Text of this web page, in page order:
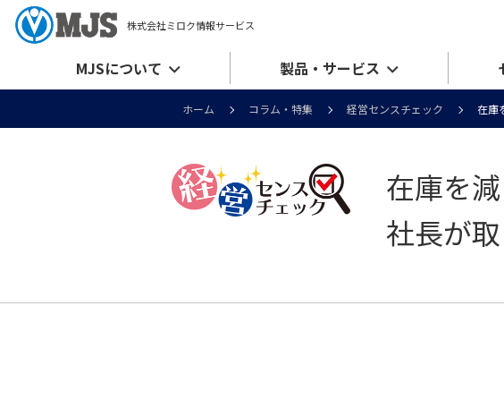
株式会社ミロク情報サービス
MJSについて 製品・サービス
ホーム コラム・特集 経営センスチェック 在庫
在庫を
社長が